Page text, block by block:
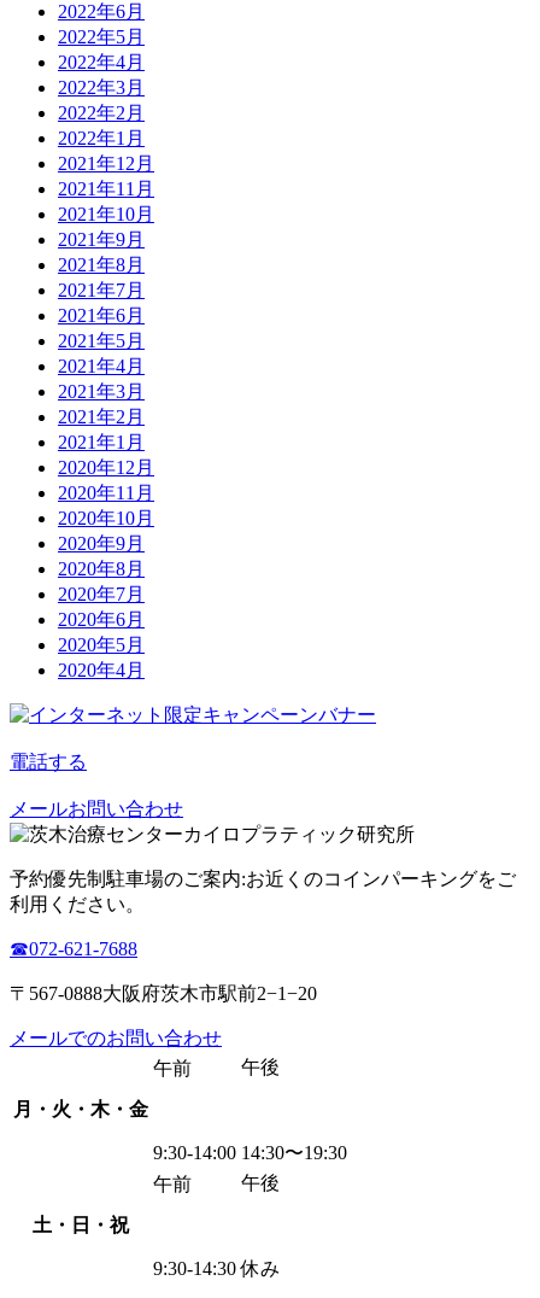
2022年6月
2022年5月
2022年4月
2022年3月
2022年2月
2022年1月
2021年12月
2021年11月
2021年10月
2021年9月
2021年8月
2021年7月
2021年6月
2021年5月
2021年4月
2021年3月
2021年2月
2021年1月
2020年12月
2020年11月
2020年10月
2020年9月
2020年8月
2020年7月
2020年6月
2020年5月
2020年4月
電話する
メールお問い合わせ
予約優先制駐車場のご案内:お近くのコインパーキングをご
利用ください。
☎︎072-621-7688
〒567-0888大阪府茨木市駅前2−1−20
メールでのお問い合わせ
月・火・木・金
午前
9:30-14:00
午後
14:30〜19:30
土・日・祝
午前
9:30-14:30
午後
休み